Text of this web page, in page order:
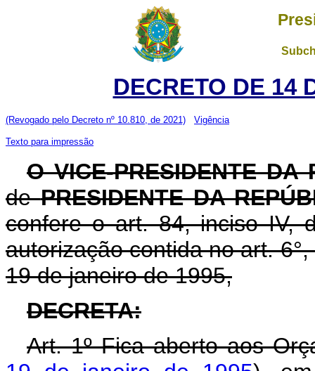
DECRETO DE 14
(Revogado pelo Decreto nº 10.810, de 2021) Vigência
Texto para impressão
O VICE-PRESIDENTE DA
dePRESIDENTE DA
confere o art. 84, inciso IV,
autorização contida no art.
19 de janeiro de 1995,
DECRETA:
Art. 1º Fica aberto aos